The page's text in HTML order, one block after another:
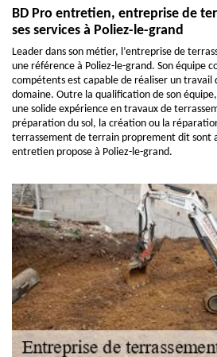
BD Pro entretien, entreprise de
ses services à Poliez-le-grand
Leader dans son métier, l’entreprise de
une référence à Poliez-le-grand. Son équipe
compétents est capable de réaliser un travail
domaine. Outre la qualification de son
une solide expérience en travaux de
préparation du sol, la création ou la
terrassement de terrain proprement dit sont
entretien propose à Poliez-le-grand.